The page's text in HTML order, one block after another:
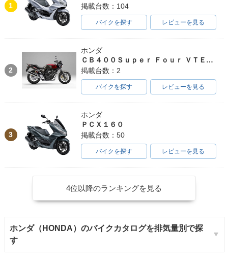
1
掲載台数：104
バイクを探す レビューを見る
2
ホンダ
ＣＢ４００Ｓｕｐｅｒ Ｆｏｕｒ ＶＴＥＣ ＳＰＥＣ３
掲載台数：2
バイクを探す レビューを見る
3
ホンダ
ＰＣＸ１６０
掲載台数：50
バイクを探す レビューを見る
4位以降のランキングを見る
ホンダ（HONDA）のバイクカタログを排気量別で探
す